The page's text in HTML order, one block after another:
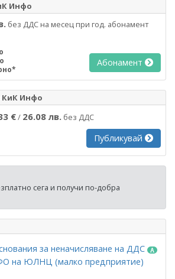
Инфо
без ДДС на месец при год. абонамент
Абонамент
КиК Инфо
€/ 26.08 лв. без ДДС
Публикувай
сега и получи по-добра
за неначисляване на ДДС
на ЮЛНЦ (малко предприятие)